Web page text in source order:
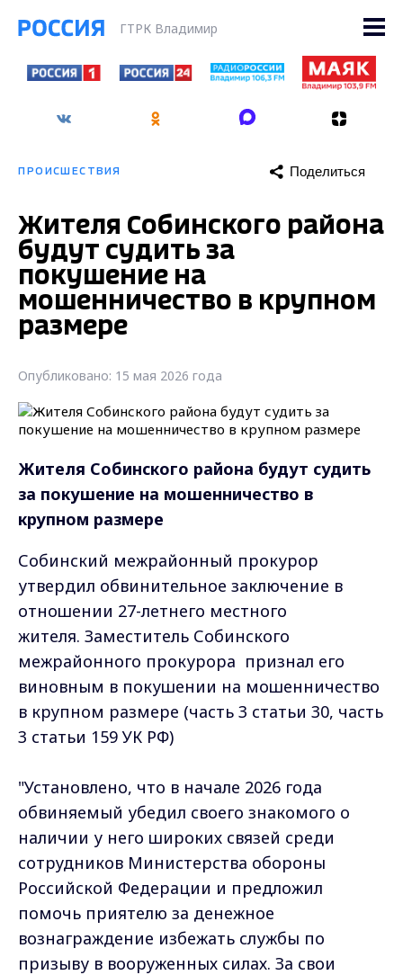
ГТРК Владимир
ПРОИСШЕСТВИЯ Поделиться
Жителя Собинского района
будут судить за
покушение на
мошенничество в крупном
размере
Опубликовано: 15 мая 2026 года
Жителя Собинского района будут судить
за покушение на мошенничество в
крупном размере
Собинский межрайонный прокурор
утвердил обвинительное заключение в
отношении 27-летнего местного
жителя. Заместитель Собинского
межрайонного прокурора признал его
виновным в покушении на мошенничество
в крупном размере (часть 3 статьи 30, часть
3 статьи 159 УК РФ)
"Установлено, что в начале 2026 года
обвиняемый убедил своего знакомого о
наличии у него широких связей среди
сотрудников Министерства обороны
Российской Федерации и предложил
помочь приятелю за денежное
вознаграждение избежать службы по
призыву в вооруженных силах. За свои